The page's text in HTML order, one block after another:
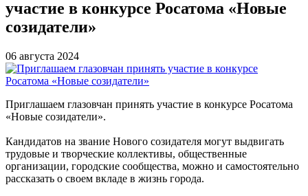
участие в конкурсе Росатома «Новые
созидатели»
06 августа 2024
Приглашаем глазовчан принять участие в конкурсе Росатома
«Новые созидатели».
Кандидатов на звание Нового созидателя могут выдвигать
трудовые и творческие коллективы, общественные
организации, городские сообщества, можно и самостоятельно
рассказать о своем вкладе в жизнь города.